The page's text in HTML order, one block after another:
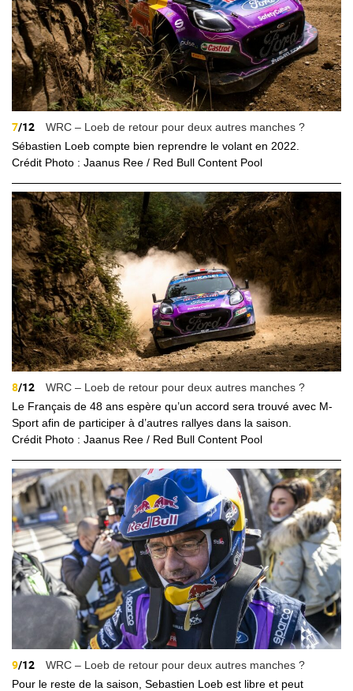
7/12
WRC – Loeb de retour pour deux autres manches ?
Sébastien Loeb compte bien reprendre le volant en 2022.
Crédit Photo : Jaanus Ree / Red Bull Content Pool
8/12
WRC – Loeb de retour pour deux autres manches ?
Le Français de 48 ans espère qu’un accord sera trouvé avec M-
Sport afin de participer à d’autres rallyes dans la saison.
Crédit Photo : Jaanus Ree / Red Bull Content Pool
9/12
WRC – Loeb de retour pour deux autres manches ?
Pour le reste de la saison, Sebastien Loeb est libre et peut